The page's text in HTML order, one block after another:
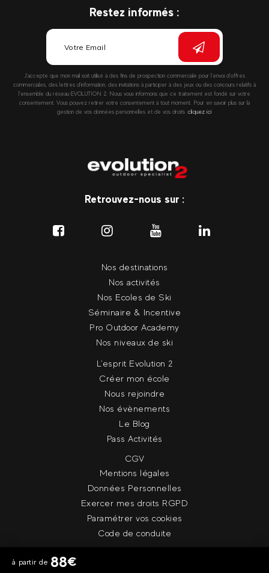
à partir de 88€
Restez informés :
J’accepte que mon mail soit utilisé à des fins de prospection commerciale pour l’envoi d’offres
commerciales, des lettres d’information, des invitations à participer à des jeux ou des concours relatifs à
l’ensemble du réseau EVOLUTION 2. Nous vous informons que ce traitement est fondé sur votre
consentement. Vous pouvez retirer votre consentement à tout moment. Pour en savoir plus sur la
gestion de vos données personnelles et de vos droits :cliquez ici
Retrouvez-nous sur :
Nos destinations
Nos activités
Nos Ecoles de Ski
Séminaire & Incentive
Pro Outdoor Academy
Nos niveaux de ski
L'esprit Evolution 2
Créer mon école
Nous rejoindre
Nos évènements
Le Blog
Pass Activités
CGV
Mentions légales
Données Personnelles
Exercer mes droits RGPD
Paramétrer vos cookies
Code de conduite